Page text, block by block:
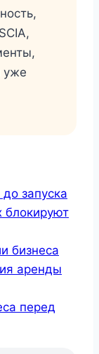
уже
запуска
блокируют
бизнеса
аренды
перед